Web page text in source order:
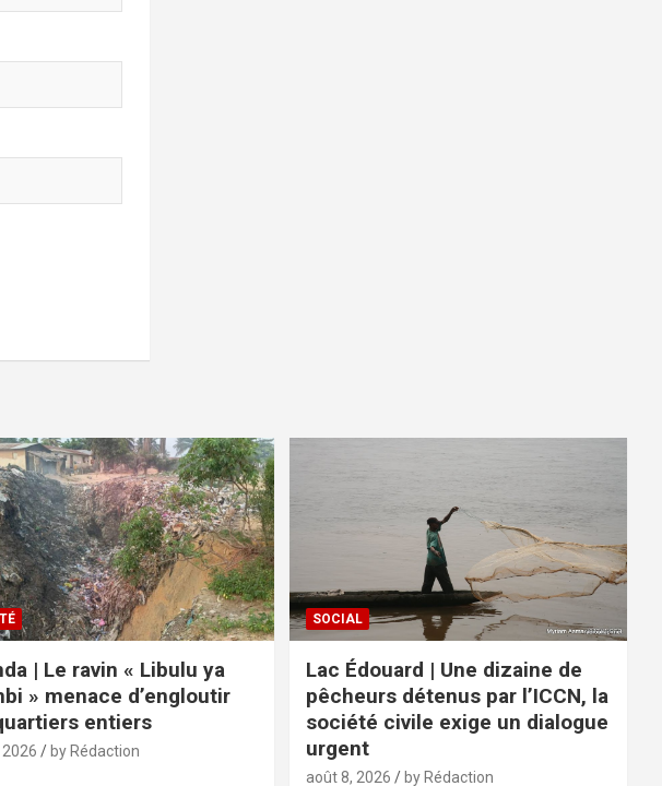
| Le ravin « Libulu ya
» menace d’engloutir
entiers
by Rédaction
SOCIAL
Lac Édouard | Une dizaine de
pêcheurs détenus par l’ICCN, la
société civile exige un dialogue
urgent
août 8, 2026 by Rédaction